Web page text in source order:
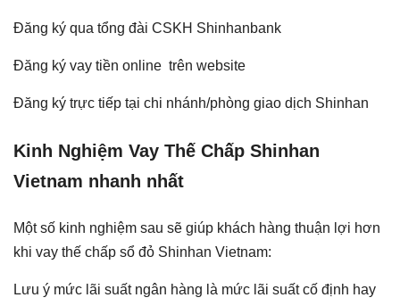
Đăng ký qua tổng đài CSKH Shinhanbank
Đăng ký vay tiền online trên website
Đăng ký trực tiếp tại chi nhánh/phòng giao dịch Shinhan
Kinh Nghiệm Vay Thế Chấp Shinhan
Vietnam nhanh nhất
Một số kinh nghiệm sau sẽ giúp khách hàng thuận lợi hơn
khi vay thế chấp sổ đỏ Shinhan Vietnam:
Lưu ý mức lãi suất ngân hàng là mức lãi suất cố định hay